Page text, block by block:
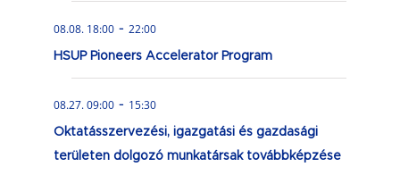
08.08. 18:00 - 22:00
HSUP Pioneers Accelerator Program
08.27. 09:00 - 15:30
Oktatásszervezési, igazgatási és gazdasági
területen dolgozó munkatársak továbbképzése